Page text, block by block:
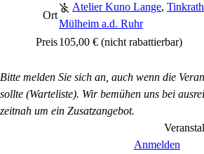
Ort
Atelier Kuno Lange,
Mülheim a.d. Ruhr
Preis105,00 € (nicht rabattierbar)
Bitte melden Sie sich an, auch wenn die
sollte (Warteliste). Wir bemühen uns bei
zeitnah um ein Zusatzangebot.
Anmelden